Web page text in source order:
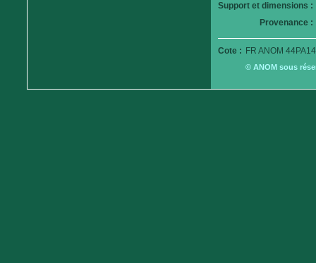
Support et dimensions :
Provenance :
Cote : FR ANOM
© ANOM sous